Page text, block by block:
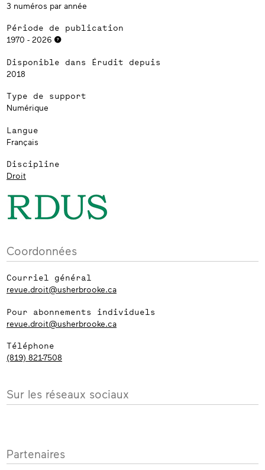
3 numéros par année
Période de publication
1970 - 2026
Disponible dans Érudit depuis
2018
Type de support
Numérique
Langue
Français
Discipline
Droit
Coordonnées
Courriel général
revue.droit@usherbrooke.ca
Pour abonnements individuels
revue.droit@usherbrooke.ca
Téléphone
(819) 821-7508
Sur les réseaux sociaux
Partenaires